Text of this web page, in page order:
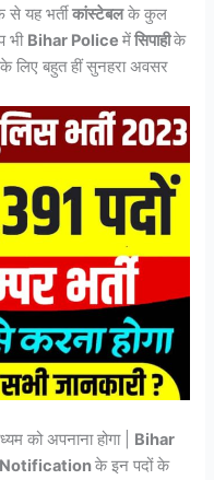
यह भर्तीकांस्टेबलके कुल
भी Bihar Policeमेंसिपाहीके
लिए बहुत हीं सुनहरा अवसर
को अपनाना होगा | Bihar
Notificationके इन पदों के